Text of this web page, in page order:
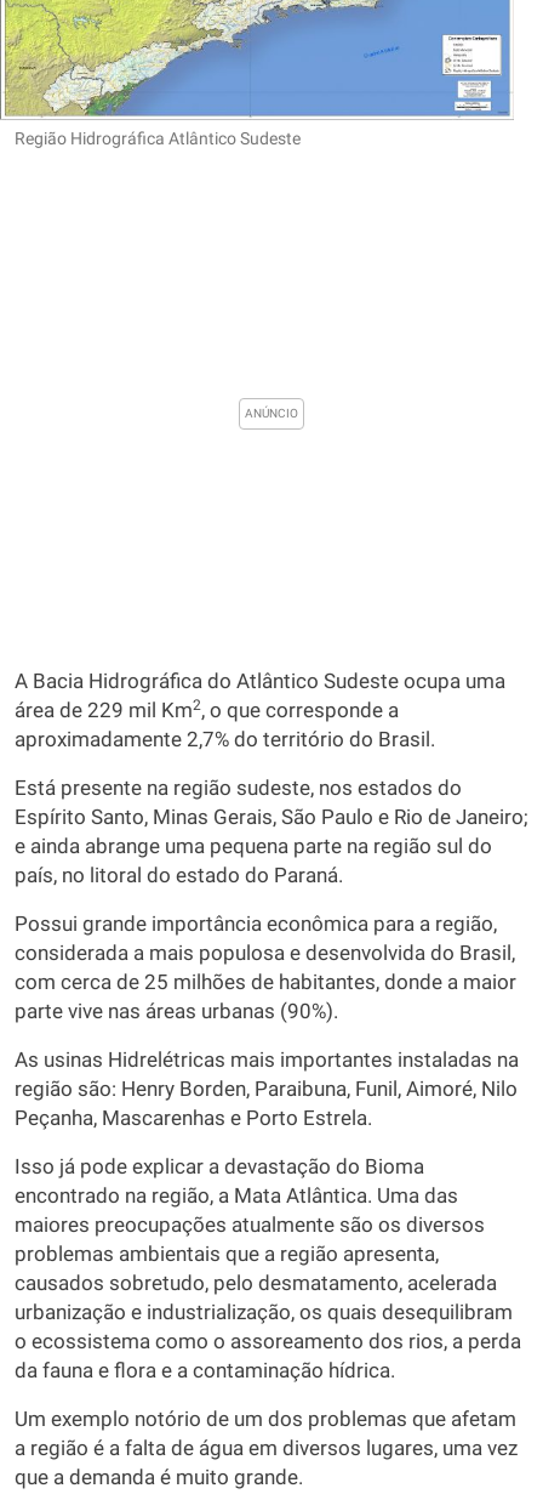
Região Hidrográfica Atlântico Sudeste
A Bacia Hidrográfica do Atlântico Sudeste ocupa uma
área de 229 mil Km2, o que corresponde a
aproximadamente 2,7% do território do Brasil.
Está presente na região sudeste, nos estados do
Espírito Santo, Minas Gerais, São Paulo e Rio de Janeiro;
e ainda abrange uma pequena parte na região sul do
país, no litoral do estado do Paraná.
Possui grande importância econômica para a região,
considerada a mais populosa e desenvolvida do Brasil,
com cerca de 25 milhões de habitantes, donde a maior
parte vive nas áreas urbanas (90%).
As usinas Hidrelétricas mais importantes instaladas na
região são: Henry Borden, Paraibuna, Funil, Aimoré, Nilo
Peçanha, Mascarenhas e Porto Estrela.
Isso já pode explicar a devastação do Bioma
encontrado na região, a Mata Atlântica. Uma das
maiores preocupações atualmente são os diversos
problemas ambientais que a região apresenta,
causados sobretudo, pelo desmatamento, acelerada
urbanização e industrialização, os quais desequilibram
o ecossistema como o assoreamento dos rios, a perda
da fauna e flora e a contaminação hídrica.
Um exemplo notório de um dos problemas que afetam
a região é a falta de água em diversos lugares, uma vez
que a demanda é muito grande.